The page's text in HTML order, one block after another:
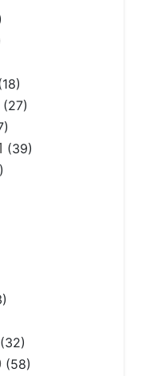
(27)
(39)
(58)